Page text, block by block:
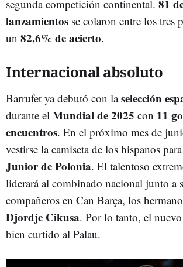
segunda competición continental. 81
lanzamientos se colaron entre los tres
un 82,6% de acierto.
Internacional absoluto
Barrufet ya debutó con laselección
durante el Mundial de 2025 con 11
encuentros. En el próximo mes de
vestirse la camiseta de los hispanos
Junior de Polonia. El talentoso
liderará al combinado nacional junto a
compañeros en Can Barça, los
Djordje Cikusa. Por lo tanto, el
bien curtido al Palau.